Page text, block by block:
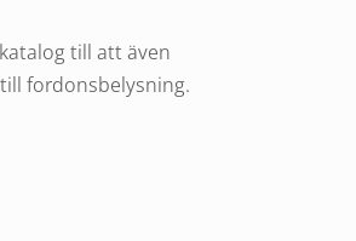
till att även
fordonsbelysning.